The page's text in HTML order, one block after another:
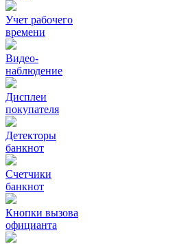
Учет рабочего
времени
Видео‑
наблюдение
Дисплеи
покупателя
Детекторы
банкнот
Счетчики
банкнот
Кнопки вызова
официанта